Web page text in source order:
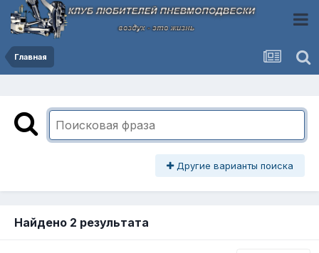
Главная
Другие варианты поиска
Найдено 2 результата